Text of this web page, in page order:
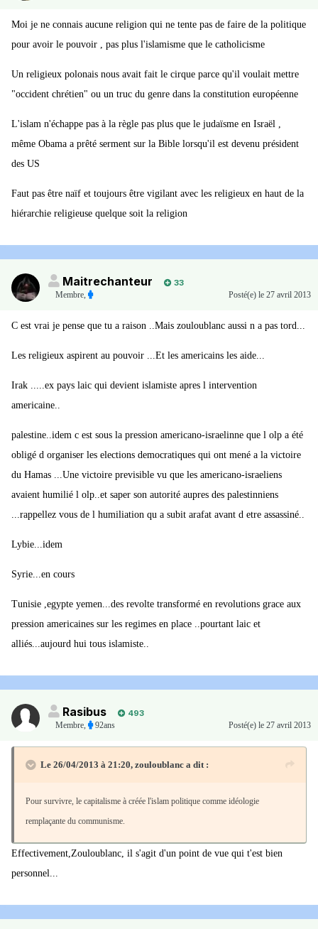
Moi je ne connais aucune religion qui ne tente pas de faire de la politique
pour avoir le pouvoir , pas plus l'islamisme que le catholicisme
Un religieux polonais nous avait fait le cirque parce qu'il voulait mettre
"occident chrétien" ou un truc du genre dans la constitution européenne
L'islam n'échappe pas à la règle pas plus que le judaïsme en Israël ,
même Obama a prêté serment sur la Bible lorsqu'il est devenu président
des US
Faut pas être naïf et toujours être vigilant avec les religieux en haut de la
hiérarchie religieuse quelque soit la religion
Maitrechanteur
33
Membre, Posté(e) le 27 avril 2013
C est vrai je pense que tu a raison ..Mais zouloublanc aussi n a pas tord...
Les religieux aspirent au pouvoir ...Et les americains les aide...
Irak .....ex pays laic qui devient islamiste apres l intervention
americaine..
palestine..idem c est sous la pression americano-israelinne que l olp a été
obligé d organiser les elections democratiques qui ont mené a la victoire
du Hamas ...Une victoire previsible vu que les americano-israeliens
avaient humilié l olp..et saper son autorité aupres des palestinniens
...rappellez vous de l humiliation qu a subit arafat avant d etre assassiné..
Lybie...idem
Syrie...en cours
Tunisie ,egypte yemen...des revolte transformé en revolutions grace aux
pression americaines sur les regimes en place ..pourtant laic et
alliés...aujourd hui tous islamiste..
Rasibus
493
Membre, 92ans Posté(e) le 27 avril 2013
Le 26/04/2013 à 21:20, zouloublanc a dit :
Pour survivre, le capitalisme à créée l'islam politique comme idéologie
remplaçante du communisme.
Effectivement,Zouloublanc, il s'agit d'un point de vue qui t'est bien
personnel...